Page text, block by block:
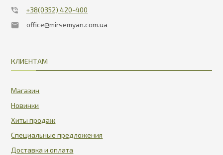
+38(0352) 420-400
office@mirsemyan.com.ua
КЛИЕНТАМ
Магазин
Новинки
Хиты продаж
Специальные предложения
Доставка и оплата